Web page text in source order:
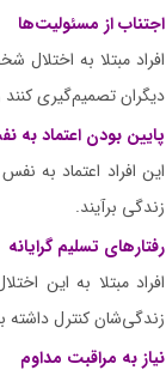
اجتناب از مسئولیت‌ها
افراد مبتلا به
دیگران تصمیم‌گیری
پایین بودن اعتماد به
این افراد اعتماد به
زندگی برآیند.
رفتارهای تسلیم گرایانه
افراد مبتلا به این
زندگی‌شان کنترل
نیاز به مراقبت مداوم